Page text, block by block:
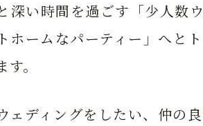
深い時間を過ごす「少人数
ホームなパーティー」へと
。
ェディングをしたい、仲の